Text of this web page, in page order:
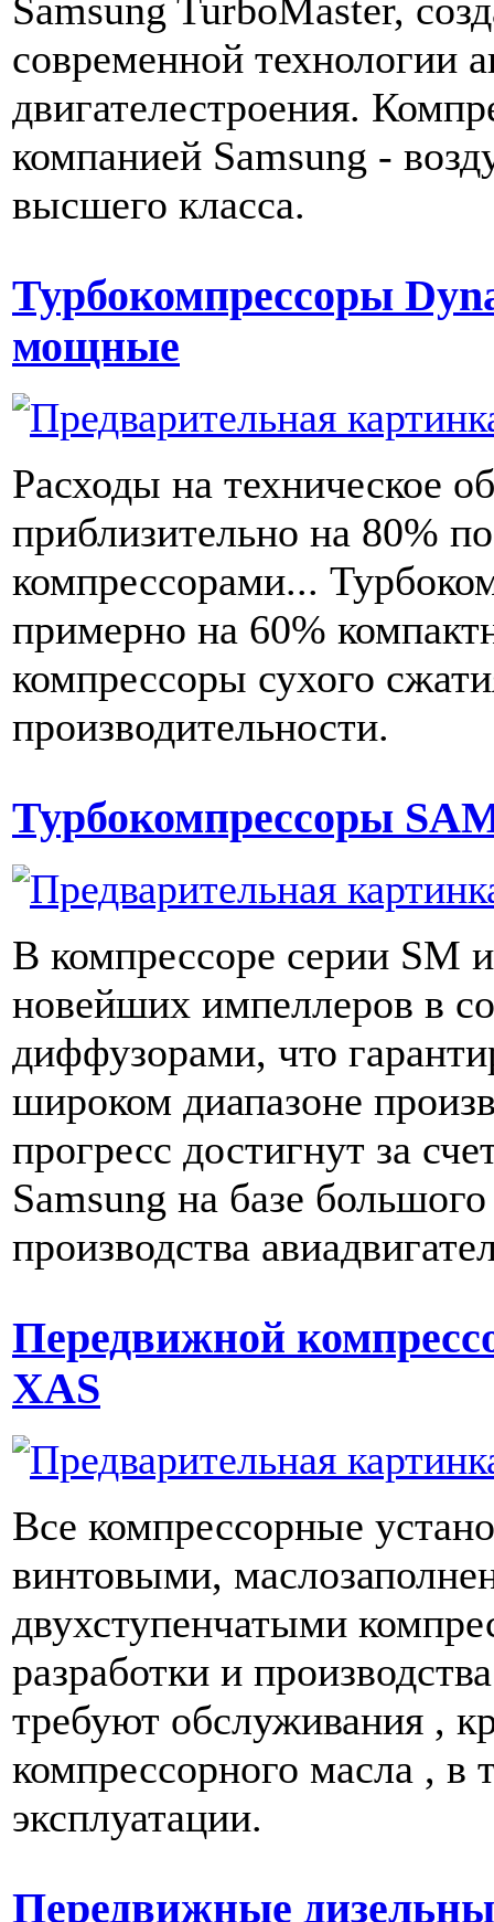
Samsung TurboMaster,
современной технологии
двигателестроения.
компанией Samsung -
высшего класса.
Турбокомпрессоры
мощные
Расходы на техническое
приблизительно на 80%
компрессорами...
примерно на 60%
компрессоры сухого
производительности.
Турбокомпрессоры
В компрессоре серии SM
новейших импеллеров в
диффузорами, что
широком диапазоне
прогресс достигнут за
Samsung на базе
производства
Передвижной
XAS
Все компрессорные
винтовыми,
двухступенчатыми
разработки и
требуют обслуживания ,
компрессорного масла , в
эксплуатации.
Передвижные